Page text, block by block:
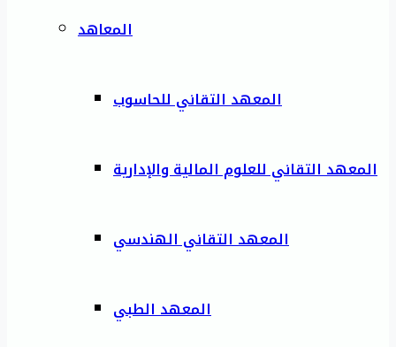
المعاهد
المعهد التقاني للحاسوب
المعهد التقاني للعلوم المالية والإدارية
المعهد التقاني الهندسي
المعهد الطبي